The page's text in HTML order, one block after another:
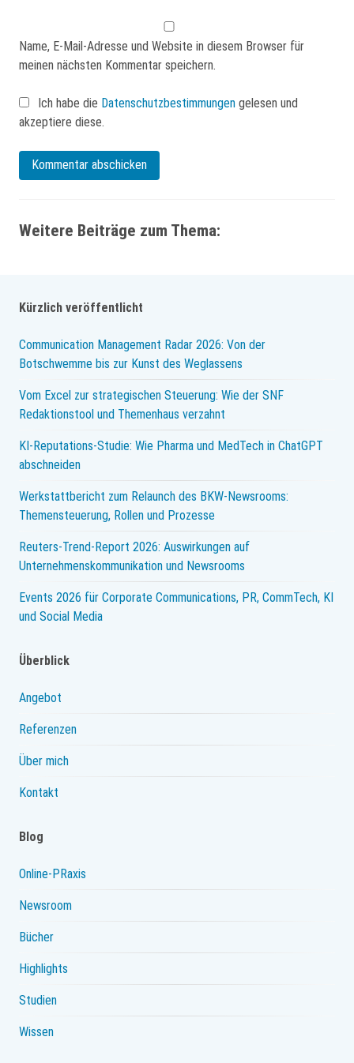
Name, E-Mail-Adresse und Website in diesem Browser für
meinen nächsten Kommentar speichern.
Ich habe die Datenschutzbestimmungen gelesen und
akzeptiere diese.
Weitere Beiträge zum Thema:
Kürzlich veröffentlicht
Communication Management Radar 2026: Von der
Botschwemme bis zur Kunst des Weglassens
Vom Excel zur strategischen Steuerung: Wie der SNF
Redaktionstool und Themenhaus verzahnt
KI-Reputations-Studie: Wie Pharma und MedTech in ChatGPT
abschneiden
Werkstattbericht zum Relaunch des BKW-Newsrooms:
Themensteuerung, Rollen und Prozesse
Reuters-Trend-Report 2026: Auswirkungen auf
Unternehmenskommunikation und Newsrooms
Events 2026 für Corporate Communications, PR, CommTech, KI
und Social Media
Überblick
Angebot
Referenzen
Über mich
Kontakt
Blog
Online-PRaxis
Newsroom
Bücher
Highlights
Studien
Wissen